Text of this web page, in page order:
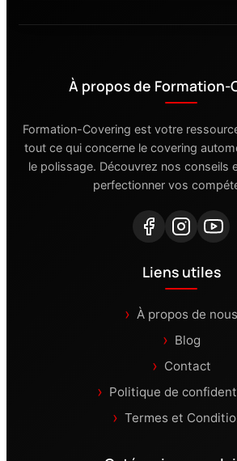
À propos de Formation-
Formation-Covering est votre
tout ce qui concerne le covering
le polissage. Découvrez nos conseils
perfectionner vos
Liens utiles
À propos de nous
Blog
Contact
Politique de
Termes et